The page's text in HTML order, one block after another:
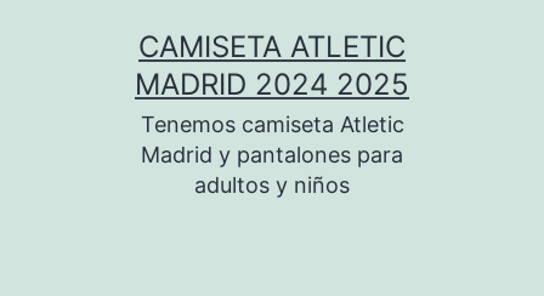
CAMISETA ATLETIC
MADRID 2024 2025
Tenemos camiseta Atletic
Madrid y pantalones para
adultos y niños